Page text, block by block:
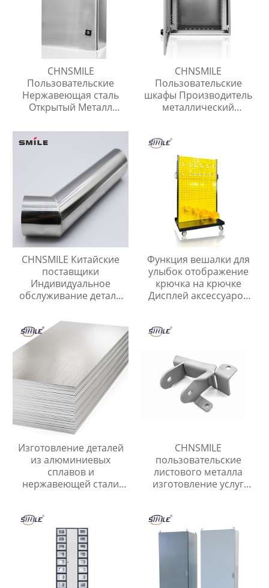
CHNSMILE
Пользовательские
Нержавеющая сталь
Открытый Металл
Коробка Разъема
CHNSMILE
Пользовательские
шкафы Производитель
металлический
CHNSMILE Китайские
поставщики
Индивидуальное
обслуживание детали
сварочные детали
Функция вешалки для
улыбок отображение
крючка на крючке
Дисплей аксессуаров
Изготовление деталей
из алюминиевых
сплавов и
нержавеющей стали
листового металла
CHNSMILE
пользовательские
листового металла
изготовление услуг
Китайские поставщики